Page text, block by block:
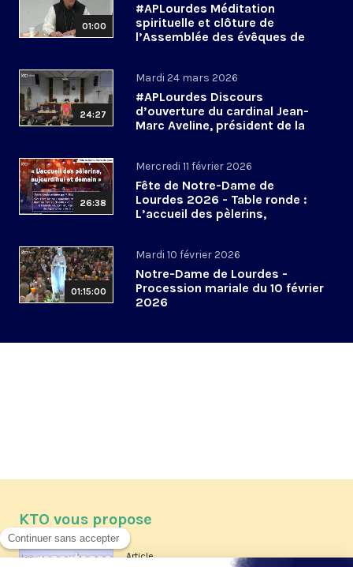
01:00
#APLourdes Méditation
spirituelle et clôture de
l’Assemblée des évêques de
24:27
Mardi 24 mars 2026
#APLourdes Discours
d’ouverture du cardinal Jean-
Marc Aveline, président de la
26:38
Mercredi 11 février 2026
Fête de Notre-Dame de
Lourdes 2026 - Table ronde :
L’accueil des pèlerins,
01:15:00
Mardi 10 février 2026
Notre-Dame de Lourdes -
Procession mariale du 10 février
2026
KTO vous propose
Article